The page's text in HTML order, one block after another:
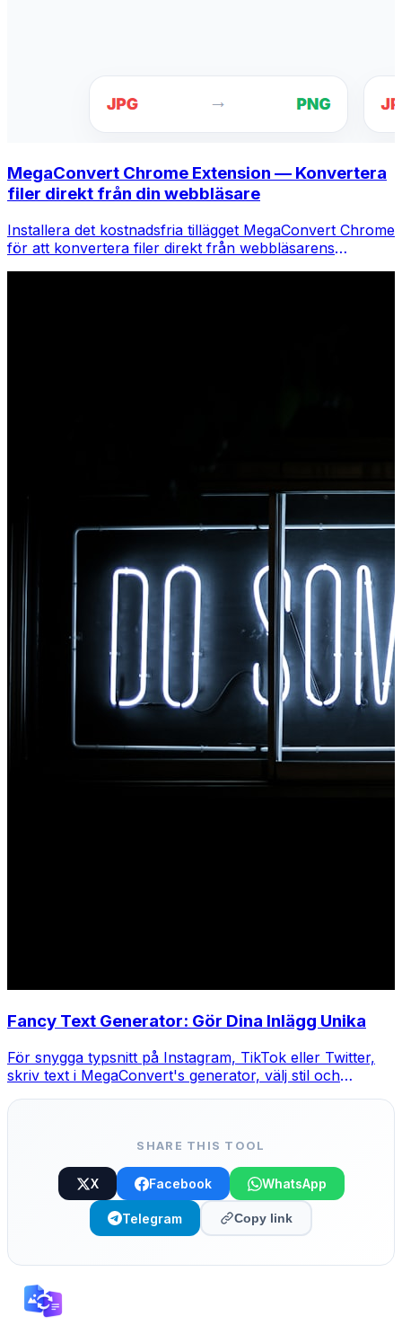
MegaConvert Chrome Extension — Konvertera
filer direkt från din webbläsare
Installera det kostnadsfria tillägget MegaConvert Chrome
för att konvertera filer direkt från webbläsarens
Fancy Text Generator: Gör Dina Inlägg Unika
För snygga typsnitt på Instagram, TikTok eller Twitter,
skriv text i MegaConvert's generator, välj stil och
SHARE THIS TOOL
X Facebook WhatsApp
Telegram Copy link